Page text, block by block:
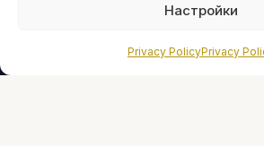
Настройки
Privacy PolicyPrivacy